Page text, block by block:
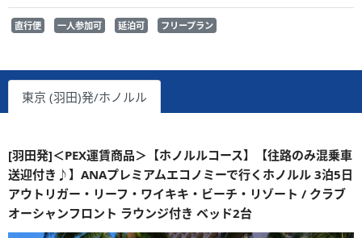
直行便 一人参加可 延泊可 フリープラン
東京 (羽田)発/ホノルル
[羽田発]＜PEX運賃商品＞【ホノルルコース】【往路のみ混乗車
送迎付き♪】ANAプレミアムエコノミーで行くホノルル 3泊5日
アウトリガー・リーフ・ワイキキ・ビーチ・リゾート / クラブ
オーシャンフロント ラウンジ付き ベッド2台